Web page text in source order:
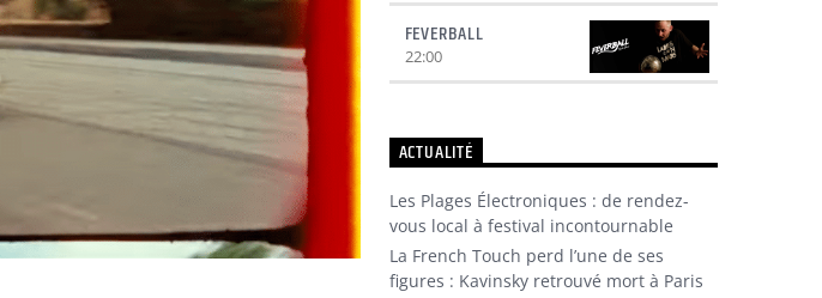
FEVERBALL
22:00
ACTUALITÉ
Les Plages Électroniques : de rendez-
vous local à festival incontournable
La French Touch perd l’une de ses
figures : Kavinsky retrouvé mort à Paris